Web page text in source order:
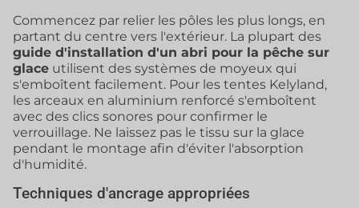
Commencez par relier les pôles les plus longs, en
partant du centre vers l'extérieur. La plupart des
guide d'installation d'un abri pour la pêche sur
glace utilisent des systèmes de moyeux qui
s'emboîtent facilement. Pour les tentes Kelyland,
les arceaux en aluminium renforcé s'emboîtent
avec des clics sonores pour confirmer le
verrouillage. Ne laissez pas le tissu sur la glace
pendant le montage afin d'éviter l'absorption
d'humidité.
Techniques d'ancrage appropriées